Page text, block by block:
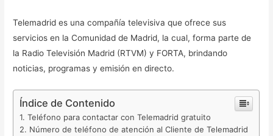
Telemadrid es una compañía televisiva que ofrece sus
servicios en la Comunidad de Madrid, la cual, forma parte de
la Radio Televisión Madrid (RTVM) y FORTA, brindando
noticias, programas y emisión en directo.
Índice de Contenido
Teléfono para contactar con Telemadrid gratuito
Número de teléfono de atención al Cliente de Telemadrid